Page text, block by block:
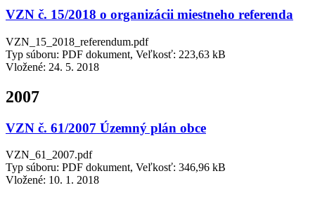
VZN č. 15/2018 o organizácii miestneho referenda
VZN_15_2018_referendum.pdf
Typ súboru: PDF dokument, Veľkosť: 223,63 kB
Vložené: 24. 5. 2018
2007
VZN č. 61/2007 Územný plán obce
VZN_61_2007.pdf
Typ súboru: PDF dokument, Veľkosť: 346,96 kB
Vložené: 10. 1. 2018